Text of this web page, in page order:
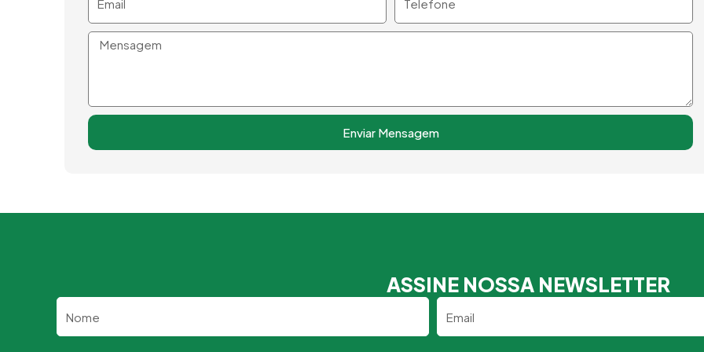
Mensagem
Enviar Mensagem
ASSINE NOSSA NEWSLETTER